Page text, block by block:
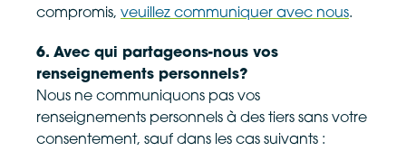
compromis, veuillez communiquer avec nous.
6. Avec qui partageons-nous vos
renseignements personnels?
Nous ne communiquons pas vos
renseignements personnels à des tiers sans votre
consentement, sauf dans les cas suivants :